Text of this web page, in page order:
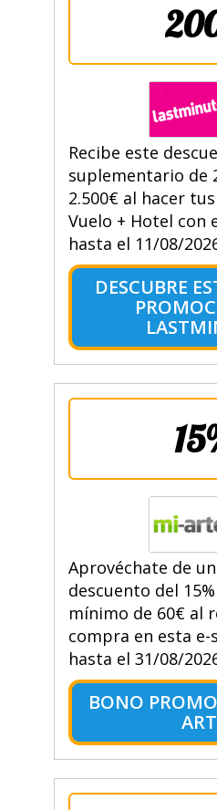
Recibe este
suplementario de
2.500€ al hacer
Vuelo + Hotel con
hasta el 11/08/
DESCUBRE
Aprovéchate de
descuento del
mínimo de 60€ al
compra en esta e-
hasta el 31/08/
BONO